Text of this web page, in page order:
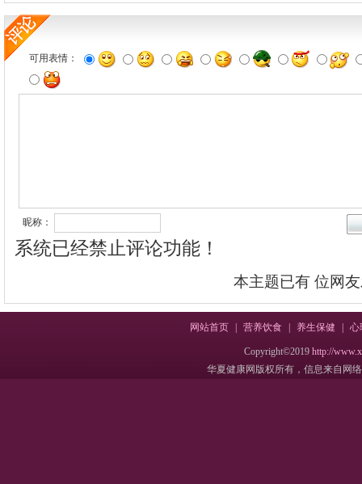
可用表情：
昵称：
系统已经禁止评论功能！
本主题已有 位网
网站首页 营养饮食 养生保健 心
Copyright©2019http://
华夏健康网版权所有，信息来自网